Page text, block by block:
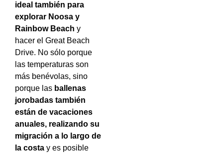
ideal también para
explorar Noosa y
Rainbow Beach y
hacer el Great Beach
Drive. No sólo porque
las temperaturas son
más benévolas, sino
porque las ballenas
jorobadas también
están de vacaciones
anuales, realizando su
migración a lo largo de
la costa y es posible